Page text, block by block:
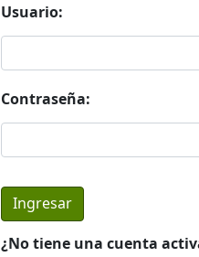
Usuario:
Contraseña:
¿No tiene una cuenta